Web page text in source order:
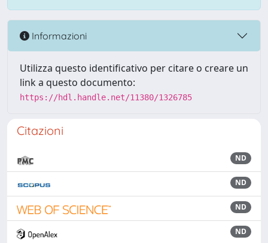
Informazioni
Utilizza questo identificativo per citare o creare un
link a questo documento:
https://hdl.handle.net/11380/1326785
Citazioni
ND
ND
ND
ND